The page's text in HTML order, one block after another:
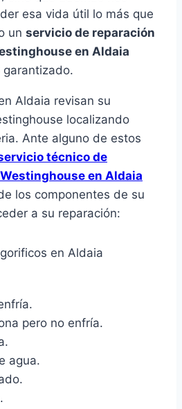
esa vida útil lo más que
un servicio de reparación
en Aldaia
Aldaia revisan su
localizando
Ante alguno de estos
técnico de
en Aldaia
los componentes de su
a su reparación:
pero no enfría.
agua.